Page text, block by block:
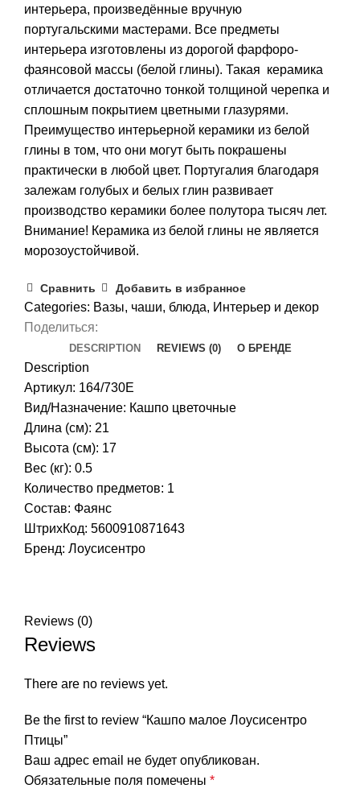
интерьера, произведённые вручную
португальскими мастерами. Все предметы
интерьера изготовлены из дорогой фарфоро-
фаянсовой массы (белой глины). Такая керамика
отличается достаточно тонкой толщиной черепка и
сплошным покрытием цветными глазурями.
Преимущество интерьерной керамики из белой
глины в том, что они могут быть покрашены
практически в любой цвет. Португалия благодаря
залежам голубых и белых глин развивает
производство керамики более полутора тысяч лет.
Внимание! Керамика из белой глины не является
морозоустойчивой.
Сравнить Добавить в избранное
Categories: Вазы, чаши, блюда, Интерьер и декор
Поделиться:
DESCRIPTION REVIEWS (0) О БРЕНДЕ
Description
Артикул: 164/730E
Вид/Назначение: Кашпо цветочные
Длина (см): 21
Высота (см): 17
Вес (кг): 0.5
Количество предметов: 1
Состав: Фаянс
ШтрихКод: 5600910871643
Бренд: Лоусисентро
Reviews (0)
Reviews
There are no reviews yet.
Be the first to review “Кашпо малое Лоусисентро
Птицы”
Ваш адрес email не будет опубликован.
Обязательные поля помечены *